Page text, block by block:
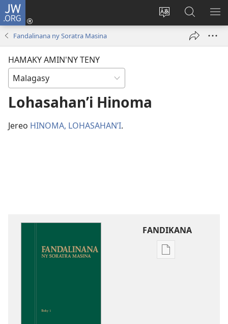
JW.ORG
Hiova
Hiditra
(manokatra
ato
Amin’ny
Fandalinana ny Soratra Masina
HAMAKY AMIN'NY TENY
Lohasahan’i Hinoma
Jereo HINOMA, LOHASAHAN’I.
FANDIKANA
Fandikana